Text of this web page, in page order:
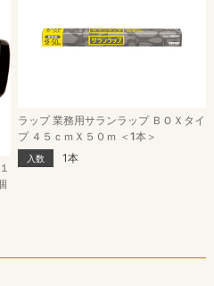
ラップ 業務用サランラップ ＢＯＸタイ
プ ４５ｃｍＸ５０ｍ ＜1本＞
入数 1本